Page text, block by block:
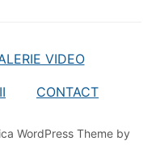
VIDEO
CONTACT
WordPress Theme by